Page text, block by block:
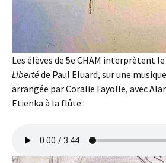
Les élèves de 5e CHAM interprètent
Libertéde Paul Eluard, sur une
arrangée par Coralie Fayolle, avec
Etienka à la flûte :